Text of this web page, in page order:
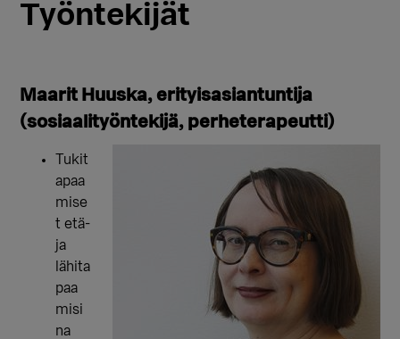
Työntekijät
Maarit Huuska, erityisasiantuntija
(sosiaalityöntekijä, perheterapeutti)
Tukit
apaa
mise
t etä-
ja
lähita
paa
misi
na